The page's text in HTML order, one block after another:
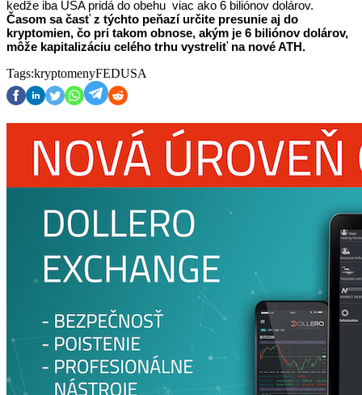
Časom sa časť z týchto peňazí určite presunie aj do
kryptomien, čo pri takom obnose, akým je 6 biliónov dolárov,
môže kapitalizáciu celého trhu vystreliť na nové ATH.
Tags:kryptomenyFEDUSA